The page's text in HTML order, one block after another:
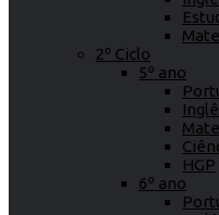
2º Ciclo
5º ano
HGP
6º ano